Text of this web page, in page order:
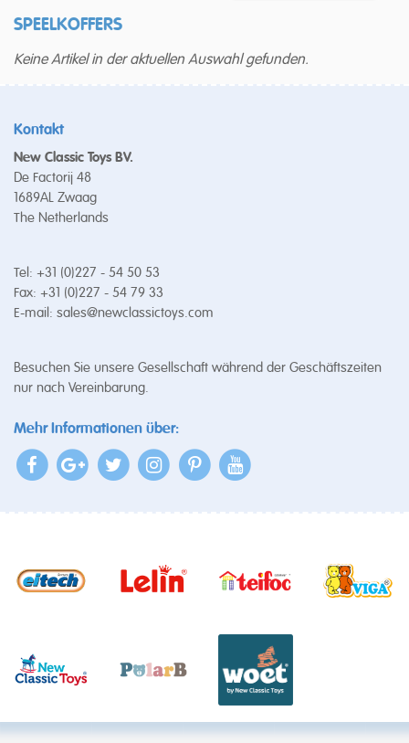
SPEELKOFFERS
Keine Artikel in der aktuellen Auswahl gefunden.
Kontakt
New Classic Toys BV.
De Factorij 48
1689AL Zwaag
The Netherlands
Tel: +31 (0)227 - 54 50 53
Fax: +31 (0)227 - 54 79 33
E-mail: sales@newclassictoys.com
Besuchen Sie unsere Gesellschaft während der Geschäftszeiten
nur nach Vereinbarung.
Mehr Informationen über: